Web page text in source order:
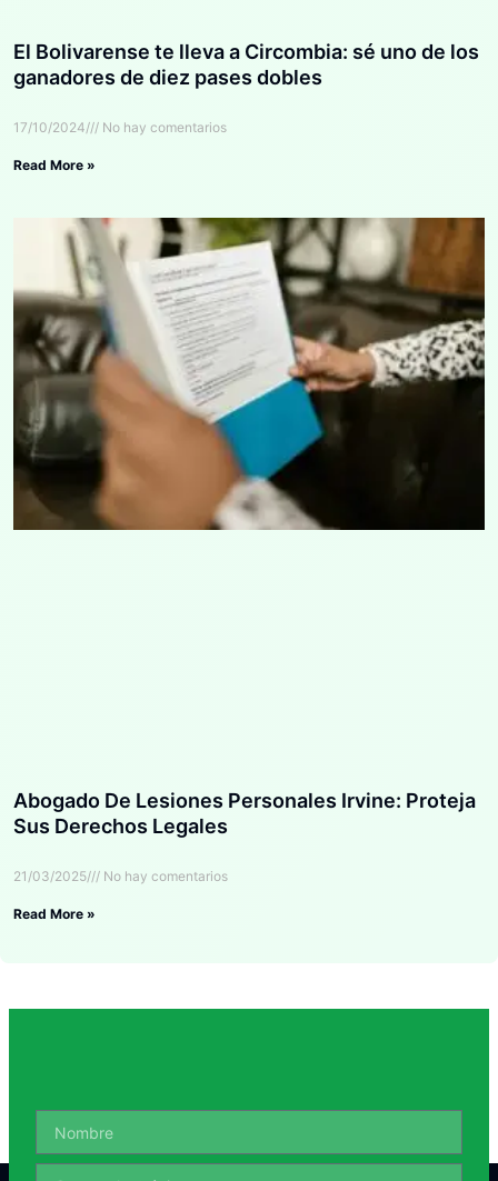
El Bolivarense te lleva a Circombia: sé uno de los
ganadores de diez pases dobles
17/10/2024 No hay comentarios
Read More »
Abogado De Lesiones Personales Irvine: Proteja
Sus Derechos Legales
21/03/2025 No hay comentarios
Read More »